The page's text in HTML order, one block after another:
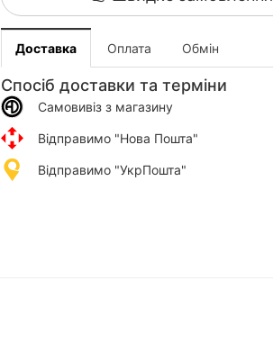
Доставка Оплата Обмін
Спосіб доставки та терміни
Самовивіз з магазину
Відправимо "Нова Пошта"
Відправимо "УкрПошта"